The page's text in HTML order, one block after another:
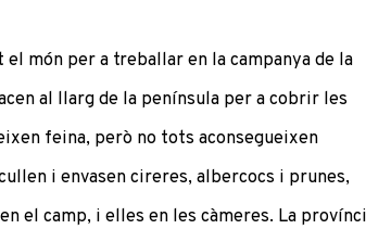
món per a treballar en la campanya de la
al llarg de la península per a cobrir les
feina, però no tots aconsegueixen
i envasen cireres, albercocs i prunes,
el camp, i elles en les càmeres. La